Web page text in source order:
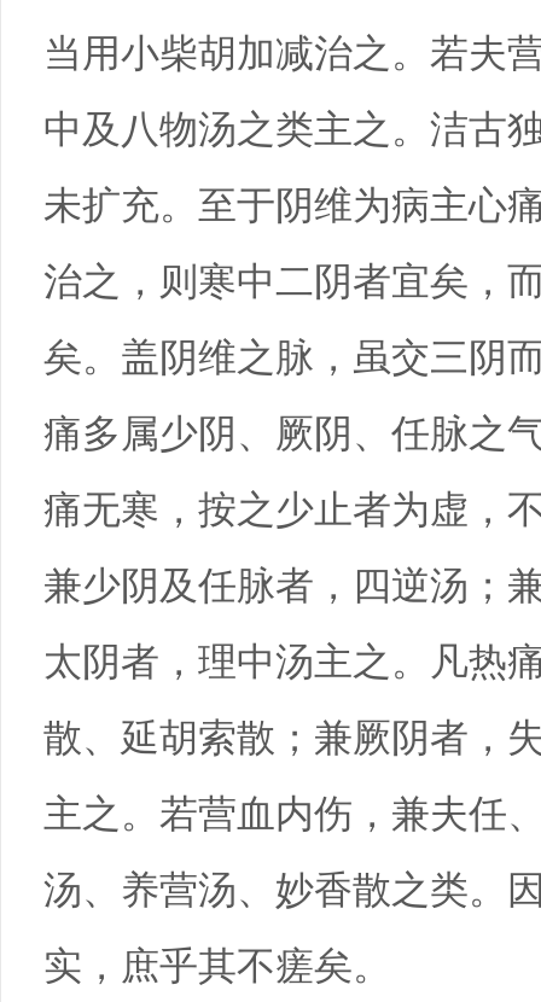
当用小柴胡加减治之。若夫
中及八物汤之类主之。洁古
未扩充。至于阴维为病主心
治之，则寒中二阴者宜矣，
矣。盖阴维之脉，虽交三阴
痛多属少阴、厥阴、任脉之
痛无寒，按之少止者为虚，
兼少阴及任脉者，四逆汤；
太阴者，理中汤主之。凡热
散、延胡索散；兼厥阴者，
主之。若营血内伤，兼夫任
汤、养营汤、妙香散之类。
实，庶乎其不瘥矣。